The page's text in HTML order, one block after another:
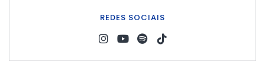
REDES SOCIAIS